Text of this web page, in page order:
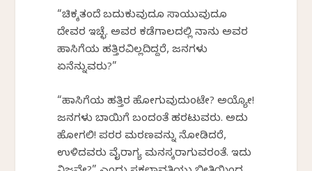
“ಚಿಕ್ಕತಂದೆ ಬದುಕುವುದೂ ಸಾಯುವುದೂ
ದೇವರ ಇಚ್ಛೆ. ಅವರ ಕಡೆಗಾಲದಲ್ಲಿ ನಾನು ಅವರ
ಹಾಸಿಗೆಯ ಹತ್ತಿರವಿಲ್ಲದಿದ್ದರೆ, ಜನಗಳು
ಏನೆನ್ನುವರು?”
“ಹಾಸಿಗೆಯ ಹತ್ತಿರ ಹೋಗುವುದುಂಟೇ? ಅಯ್ಯೋ!
ಜನಗಳು ಬಾಯಿಗೆ ಬಂದಂತೆ ಹರಟುವರು. ಅದು
ಹೋಗಲಿ! ಪರರ ಮರಣವನ್ನು ನೋಡಿದರೆ,
ಉಳಿದವರು ವೈರಾಗ್ಯ ಮನಸ್ಕರಾಗುವರಂತೆ. ಇದು